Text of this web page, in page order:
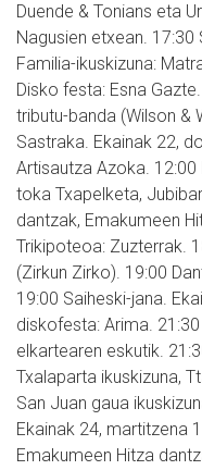
Duende & Tonians eta
Nagusien etxean. 17:30
Familia-ikuskizuna:
Disko festa: Esna
tributu-banda (Wilson &
Sastraka. Ekainak 22,
Artisautza Azoka.
toka Txapelketa,
dantzak, Emakumeen
Trikipoteoa: Zuzterrak.
(Zirkun Zirko). 19:00
19:00 Saiheski-jana.
diskofesta: Arima.
elkartearen eskutik.
Txalaparta ikuskizuna,
San Juan gaua
Ekainak 24, martitzena
Emakumeen Hitza